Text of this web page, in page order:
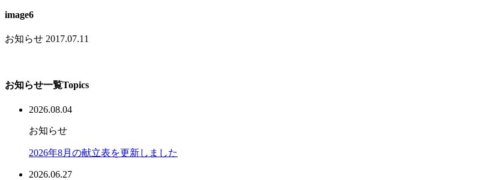
image6
お知らせ 2017.07.11
お知らせ一覧Topics
2026.08.04
お知らせ
2026年8月の献立表を更新しました
2026.06.27